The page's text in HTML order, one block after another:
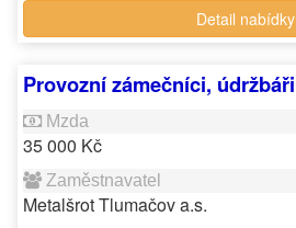
Detail nabídky
Provozní zámečníci, údržbáři
35 000 Kč
Metalšrot Tlumačov a.s.